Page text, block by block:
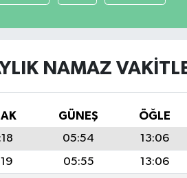
NAMAZ
GÜNEŞ ÖĞLE
05:54 13:06
05:55 13:06